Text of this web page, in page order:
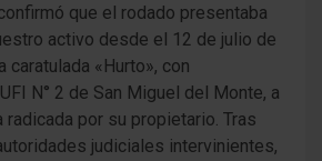
que el rodado presentaba
activo desde el 12 de julio de
caratulada «Hurto», con
N° 2 de San Miguel del Monte, a
radicada por su propietario. Tras
judiciales intervinientes,